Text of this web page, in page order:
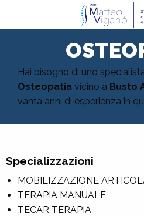
Hai bisogno di uno
Osteopatia vicino a Busto
vanta anni di esperienza in
Specializzazioni
MOBILIZZAZIONE
TERAPIA MANUALE
TECAR TERAPIA